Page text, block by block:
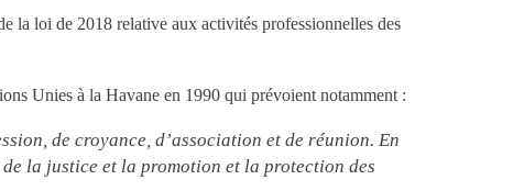
la loi de 2018 relative aux activités professionnelles des
Unies à la Havane en 1990 qui prévoient notamment :
de croyance, d’association et de réunion. En
la justice et la promotion et la protection des